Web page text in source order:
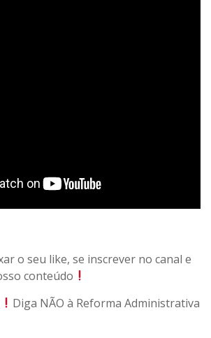
o seu like, se inscrever no canal e
conteúdo
Diga NÃO à Reforma Administrativa